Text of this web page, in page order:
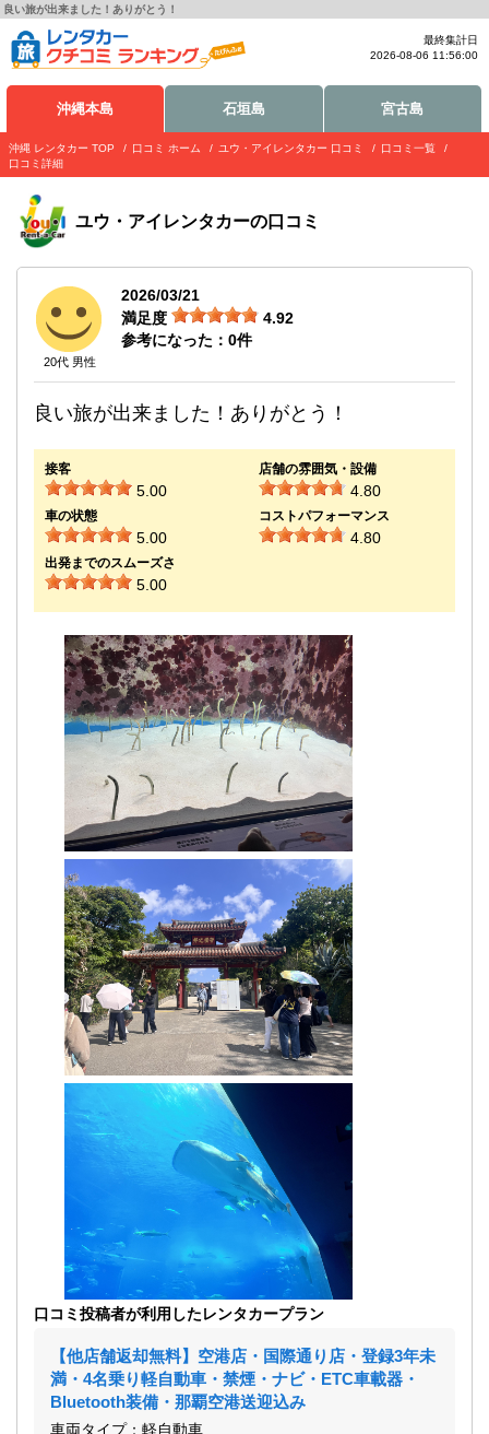
良い旅が出来ました！ありがとう！
最終集計日
2026-08-06 11:56:00
沖縄本島 石垣島 宮古島
沖縄 レンタカー TOP 口コミ ホーム ユウ・アイレンタカー 口コミ
口コミ一覧
口コミ詳細
ユウ・アイレンタカーの口コミ
20代 男性
2026/03/21
満足度
4.92
参考になった： 0件
良い旅が出来ました！ありがとう！
接客
5.00
店舗の雰囲気・設備
4.80
車の状態
5.00
コストパフォーマンス
4.80
出発までのスムーズさ
5.00
口コミ投稿者が利用したレンタカープラン
【他店舗返却無料】空港店・国際通り店・登録3年未
満・4名乗り軽自動車・禁煙・ナビ・ETC車載器・
Bluetooth装備・那覇空港送迎込み
車両タイプ：軽自動車